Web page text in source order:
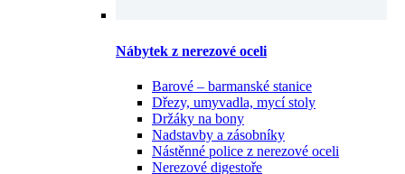
Nábytek z nerezové oceli
Barové – barmanské stanice
Dřezy, umyvadla, mycí stoly
Držáky na bony
Nadstavby a zásobníky
Nástěnné police z nerezové oceli
Nerezové digestoře